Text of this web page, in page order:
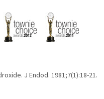
J Endod. 1981;7(1):18-21.